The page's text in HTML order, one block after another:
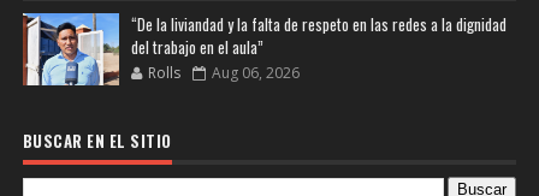
“De la liviandad y la falta de respeto en las redes a la dignidad
del trabajo en el aula”
Rolls Aug 06, 2026
BUSCAR EN EL SITIO